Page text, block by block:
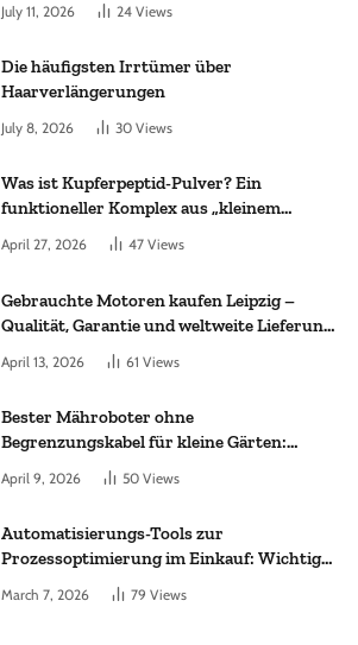
July 11, 2026 24 Views
Die häufigsten Irrtümer über
Haarverlängerungen
July 8, 2026 30 Views
Was ist Kupferpeptid-Pulver? Ein
funktioneller Komplex aus „kleinem
Molekül + Metall“
April 27, 2026 47 Views
Gebrauchte Motoren kaufen Leipzig –
Qualität, Garantie und weltweite Lieferung
April 13, 2026 61 Views
Bester Mähroboter ohne
Begrenzungskabel für kleine Gärten:
Worauf es bei 200 bis 500 m² wirklich
ankommt
April 9, 2026 50 Views
Automatisierungs-Tools zur
Prozessoptimierung im Einkauf: Wichtige
Funktionen, auf die Sie achten sollten
March 7, 2026 79 Views